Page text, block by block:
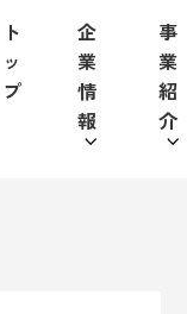
ト
ッ
プ
企
業
情
報
事
業
紹
介